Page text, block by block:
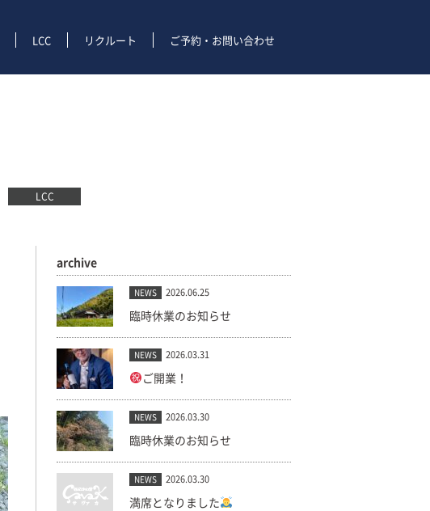
LCC リクルート ご予約・お問い合わせ
LCC
archive
NEWS 2026.06.25
臨時休業のお知らせ
NEWS 2026.03.31
ご開業！
NEWS 2026.03.30
臨時休業のお知らせ
NEWS 2026.03.30
満席となりました